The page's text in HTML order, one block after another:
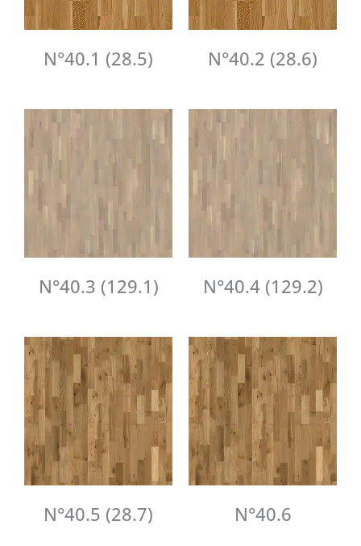
N°40.1 (28.5) N°40.2 (28.6)
N°40.3 (129.1) N°40.4 (129.2)
N°40.5 (28.7) N°40.6